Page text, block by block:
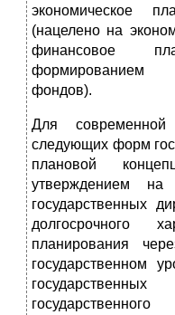
экономическое
(нацелено на
финансовое
формированием
фондов).
Для современной
следующих форм
плановой
утверждением на
государственных
долгосрочного
планирования
государственном